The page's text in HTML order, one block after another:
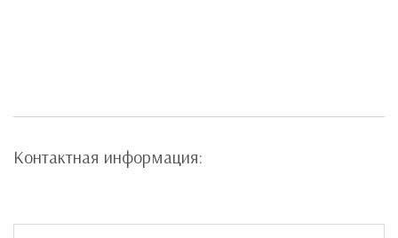
Контактная информация: